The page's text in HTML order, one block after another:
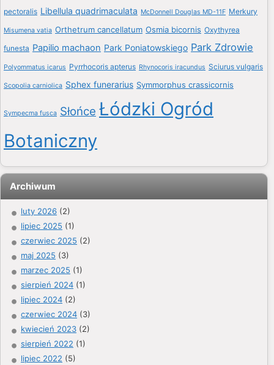
pectoralis Libellula quadrimaculata McDonnell Douglas MD-11F Merkury
Misumena vatia Orthetrum cancellatum Osmia bicornis Oxythyrea
funesta Papilio machaon Park Poniatowskiego Park Zdrowie
Polyommatus icarus Pyrrhocoris apterus Rhynocoris iracundus Sciurus vulgaris
Scopolia carniolica Sphex funerarius Symmorphus crassicornis
Sympecma fusca Słońce Łódzki Ogród
Botaniczny
Archiwum
luty 2026 (2)
lipiec 2025 (1)
czerwiec 2025 (2)
maj 2025 (3)
marzec 2025 (1)
sierpień 2024 (1)
lipiec 2024 (2)
czerwiec 2024 (3)
kwiecień 2023 (2)
sierpień 2022 (1)
lipiec 2022 (5)